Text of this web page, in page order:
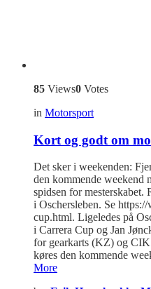
85 Views0 Votes
in Motorsport
Kort og godt om
Det sker i weekenden:
den kommende
spidsen for mesterskabet.
i Oschersleben. Se
cup.html. Ligeledes på
i Carrera Cup og Jan
for gearkarts (KZ) og
køres den kommende
More